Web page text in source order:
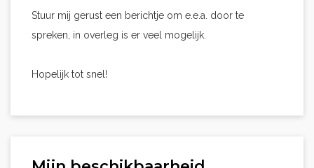
Stuur mij gerust een berichtje om e.e.a. door te
spreken, in overleg is er veel mogelijk.
Hopelijk tot snel!